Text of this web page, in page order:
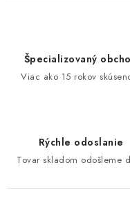
Špecializovaný
Viac ako 15 rokov
Rýchle odoslanie
Tovar skladom odošleme